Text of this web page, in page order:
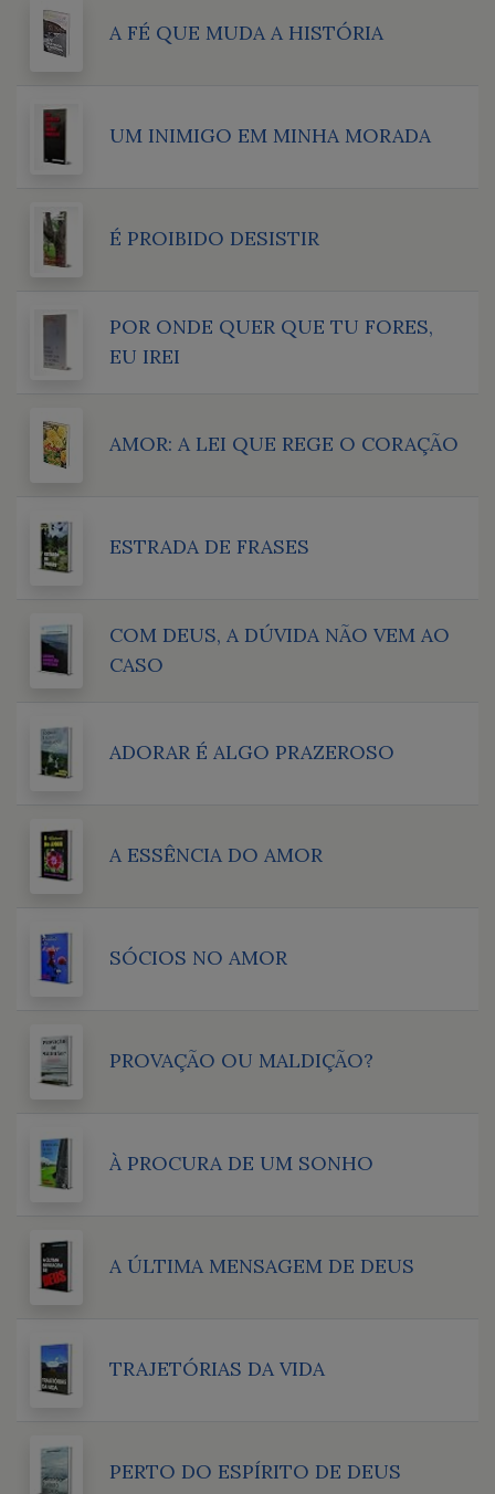
A FÉ QUE MUDA A HISTÓRIA
UM INIMIGO EM MINHA MORADA
É PROIBIDO DESISTIR
POR ONDE QUER QUE TU FORES,
EU IREI
AMOR: A LEI QUE REGE O CORAÇÃO
ESTRADA DE FRASES
COM DEUS, A DÚVIDA NÃO VEM AO
CASO
ADORAR É ALGO PRAZEROSO
A ESSÊNCIA DO AMOR
SÓCIOS NO AMOR
PROVAÇÃO OU MALDIÇÃO?
À PROCURA DE UM SONHO
A ÚLTIMA MENSAGEM DE DEUS
TRAJETÓRIAS DA VIDA
PERTO DO ESPÍRITO DE DEUS